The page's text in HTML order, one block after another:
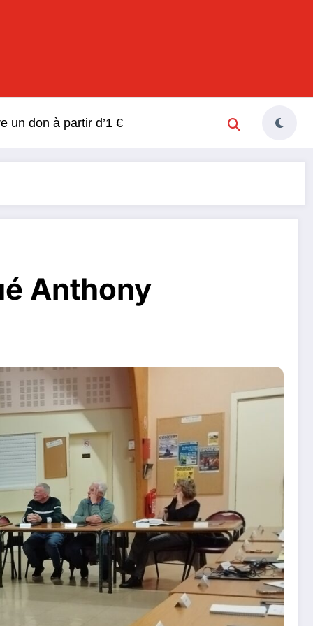
un don à partir d’1 €
Anthony